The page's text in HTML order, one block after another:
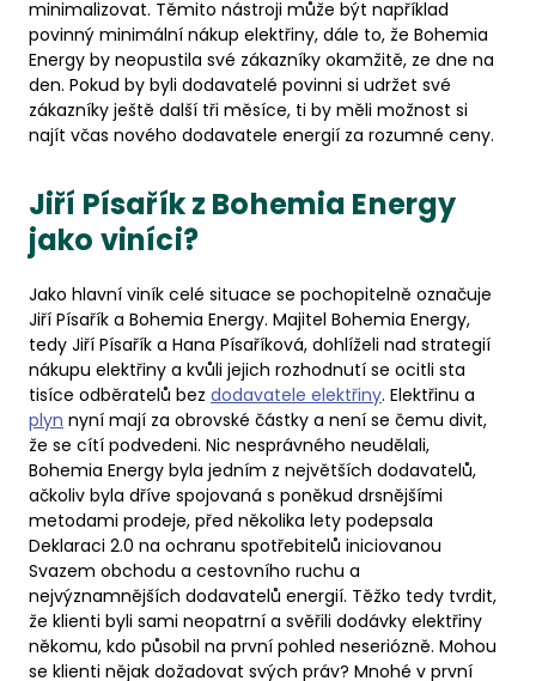
minimalizovat. Těmito nástroji může být například
povinný minimální nákup elektřiny, dále to, že Bohemia
Energy by neopustila své zákazníky okamžitě, ze dne na
den. Pokud by byli dodavatelé povinni si udržet své
zákazníky ještě další tři měsíce, ti by měli možnost si
najít včas nového dodavatele energií za rozumné ceny.
Jiří Písařík z Bohemia Energy
jako viníci?
Jako hlavní viník celé situace se pochopitelně označuje
Jiří Písařík a Bohemia Energy. Majitel Bohemia Energy,
tedy Jiří Písařík a Hana Písaříková, dohlíželi nad strategií
nákupu elektřiny a kvůli jejich rozhodnutí se ocitli sta
tisíce odběratelů bez dodavatele elektřiny. Elektřinu a
plyn nyní mají za obrovské částky a není se čemu divit,
že se cítí podvedeni. Nic nesprávného neudělali,
Bohemia Energy byla jedním z největších dodavatelů,
ačkoliv byla dříve spojovaná s poněkud drsnějšími
metodami prodeje, před několika lety podepsala
Deklaraci 2.0 na ochranu spotřebitelů iniciovanou
Svazem obchodu a cestovního ruchu a
nejvýznamnějších dodavatelů energií. Těžko tedy tvrdit,
že klienti byli sami neopatrní a svěřili dodávky elektřiny
někomu, kdo působil na první pohled neseriózně. Mohou
se klienti nějak dožadovat svých práv? Mnohé v první